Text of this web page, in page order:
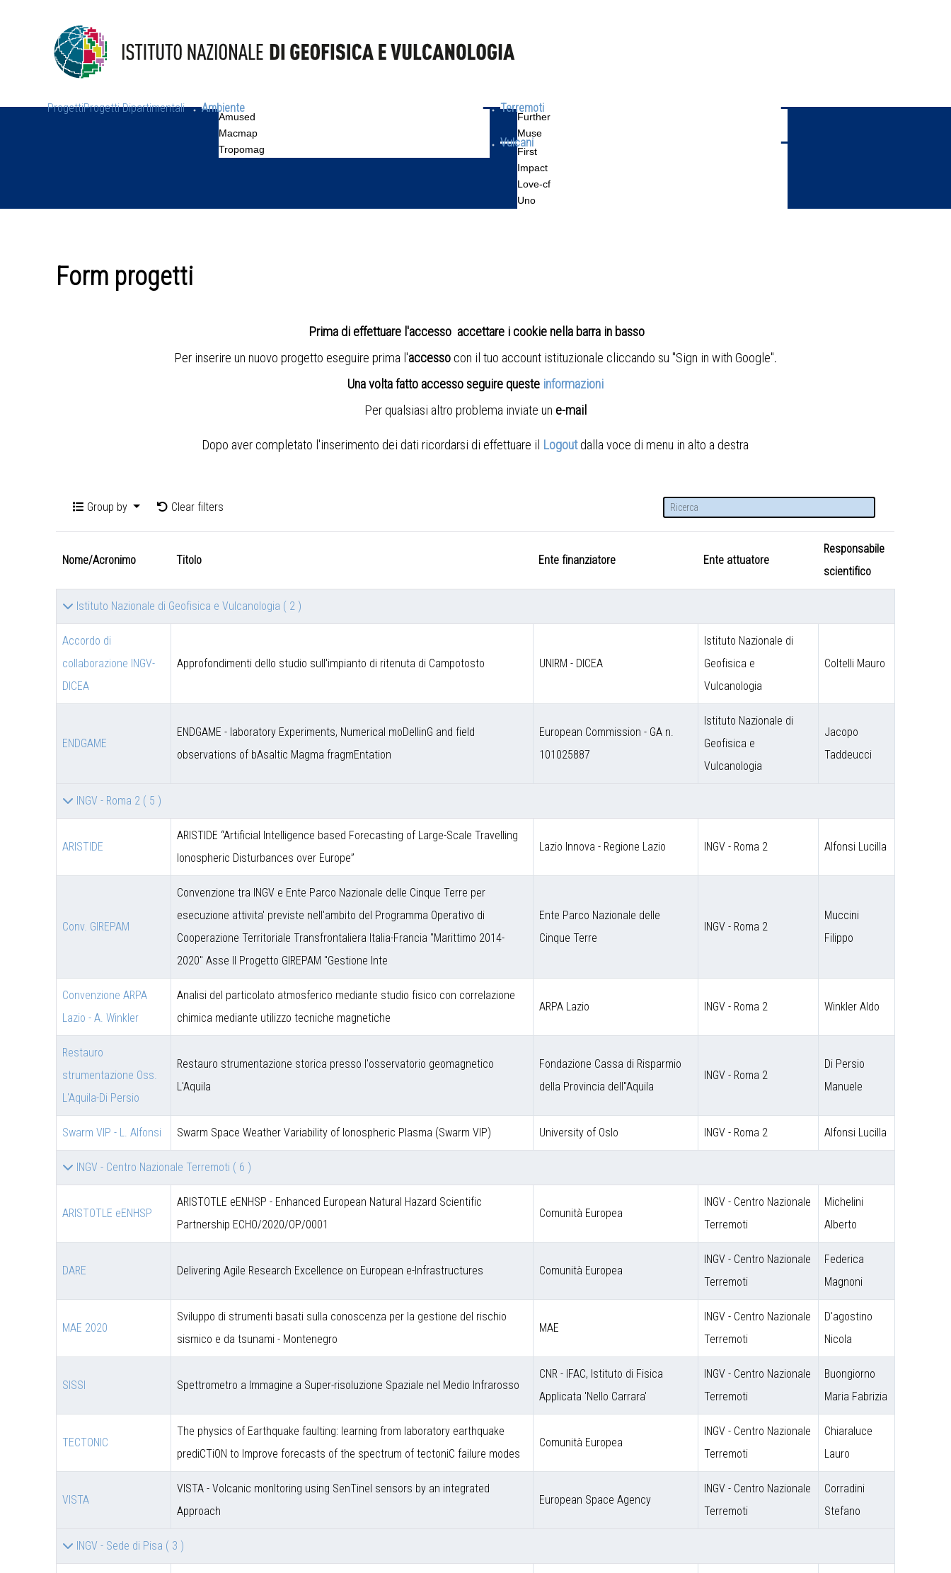
ProgettiProgetti Dipartimentali Ambiente
Amused
Macmap
Tropomag
Terremoti
Further
Muse
Vulcani
First
Impact
Love-cf
Uno
Form progetti
Prima di effettuare l'accesso accettare i cookie nella barra in basso
Per inserire un nuovo progetto eseguire prima l'accessocon il tuo account istituzionale cliccando su "Sign in with Google".
Una volta fatto accesso seguire queste informazioni
Per qualsiasi altro problema inviate un e-mail
Dopo aver completato l'inserimento dei dati ricordarsi di effettuare il Logout dalla voce di menu in alto a destra
Group by Clear filters
Nome/Acronimo Titolo Ente finanziatore Ente attuatore
Responsabile
scientifico
Istituto Nazionale di Geofisica e Vulcanologia ( 2 )
Accordo di
collaborazione INGV-
DICEA
Approfondimenti dello studio sull'impianto di ritenuta di Campotosto UNIRM - DICEA
Istituto Nazionale di
Geofisica e
Vulcanologia
Coltelli Mauro
ENDGAME
ENDGAME - laboratory Experiments, Numerical moDellinG and field
observations of bAsaltic Magma fragmEntation
European Commission - GA n.
101025887
Istituto Nazionale di
Geofisica e
Vulcanologia
Jacopo
Taddeucci
INGV - Roma 2 ( 5 )
ARISTIDE
ARISTIDE “Artificial Intelligence based Forecasting of Large-Scale Travelling
Ionospheric Disturbances over Europe”
Lazio Innova - Regione Lazio INGV - Roma 2 Alfonsi Lucilla
Conv. GIREPAM
Convenzione tra INGV e Ente Parco Nazionale delle Cinque Terre per
esecuzione attivita' previste nell'ambito del Programma Operativo di
Cooperazione Territoriale Transfrontaliera Italia-Francia "Marittimo 2014-
2020" Asse II Progetto GIREPAM "Gestione Inte
Ente Parco Nazionale delle
Cinque Terre
INGV - Roma 2
Muccini
Filippo
Convenzione ARPA
Lazio - A. Winkler
Analisi del particolato atmosferico mediante studio fisico con correlazione
chimica mediante utilizzo tecniche magnetiche
ARPA Lazio INGV - Roma 2 Winkler Aldo
Restauro
strumentazione Oss.
L'Aquila-Di Persio
Restauro strumentazione storica presso l'osservatorio geomagnetico
L'Aquila
Fondazione Cassa di Risparmio
della Provincia dell''Aquila
INGV - Roma 2
Di Persio
Manuele
Swarm VIP - L. Alfonsi Swarm Space Weather Variability of Ionospheric Plasma (Swarm VIP) University of Oslo INGV - Roma 2 Alfonsi Lucilla
INGV - Centro Nazionale Terremoti ( 6 )
ARISTOTLE eENHSP
ARISTOTLE eENHSP - Enhanced European Natural Hazard Scientific
Partnership ECHO/2020/OP/0001
Comunità Europea
INGV - Centro Nazionale
Terremoti
Michelini
Alberto
DARE Delivering Agile Research Excellence on European e-Infrastructures Comunità Europea
INGV - Centro Nazionale
Terremoti
Federica
Magnoni
MAE 2020
Sviluppo di strumenti basati sulla conoscenza per la gestione del rischio
sismico e da tsunami - Montenegro
MAE
INGV - Centro Nazionale
Terremoti
D'agostino
Nicola
SISSI Spettrometro a Immagine a Super-risoluzione Spaziale nel Medio Infrarosso
CNR - IFAC, Istituto di Fisica
Applicata 'Nello Carrara'
INGV - Centro Nazionale
Terremoti
Buongiorno
Maria Fabrizia
TECTONIC
The physics of Earthquake faulting: learning from laboratory earthquake
prediCTiON to Improve forecasts of the spectrum of tectoniC failure modes
Comunità Europea
INGV - Centro Nazionale
Terremoti
Chiaraluce
Lauro
VISTA
VISTA - Volcanic monItoring using SenTinel sensors by an integrated
Approach
European Space Agency
INGV - Centro Nazionale
Terremoti
Corradini
Stefano
INGV - Sede di Pisa ( 3 )